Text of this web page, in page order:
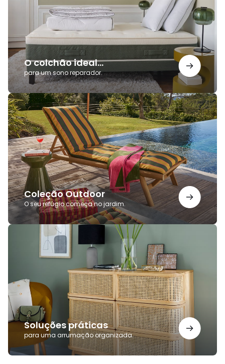
O colchão ideal...
para um sono reparador.
Coleção Outdoor
O seu refúgio começa no jardim.
Coleção
Outdoor
Soluções práticas
para uma arrumação organizada.
Soluções